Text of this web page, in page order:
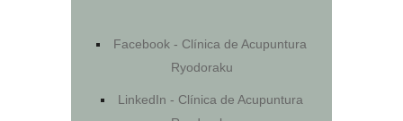
Facebook - Clínica de Acupuntura
Ryodoraku
LinkedIn - Clínica de Acupuntura